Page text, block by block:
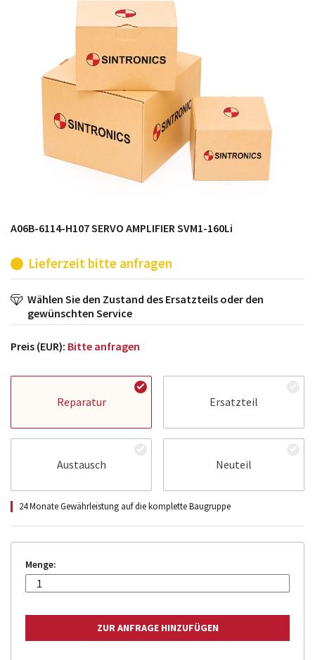
möglich. SINTRONICS ist dann ihr Partner, der
entweder die alten Baugruppen technisch hochwertig
repariert oder ihnen die abgekündigten Baugruppen
aus dem eigenen Lager ersetzt.
A06B-6114-H107 SERVO AMPLIFIER SVM1-160Li
Lieferzeit bitte anfragen
Wählen Sie den Zustand des Ersatzteils oder den
gewünschten Service
Preis (EUR): Bitte anfragen
Reparatur Ersatzteil
Austausch Neuteil
24 Monate Gewährleistung auf die komplette Baugruppe
Menge: